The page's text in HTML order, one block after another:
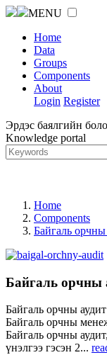
MENU
Home
Data
Groups
Components
About
Login Register
Эрдэс баялгийн
Knowledge portal
Home
Components
Байгаль орчны
Байгаль орчны
Байгаль орчны
Байгаль орчны
Байгаль орчны
үнэлгээ гэсэн 2...